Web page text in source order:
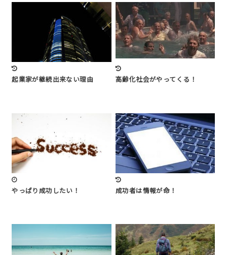
起業家が継続出来ない理由 高齢化社会がやってくる！
やっぱり成功したい！ 成功者は情報が命！